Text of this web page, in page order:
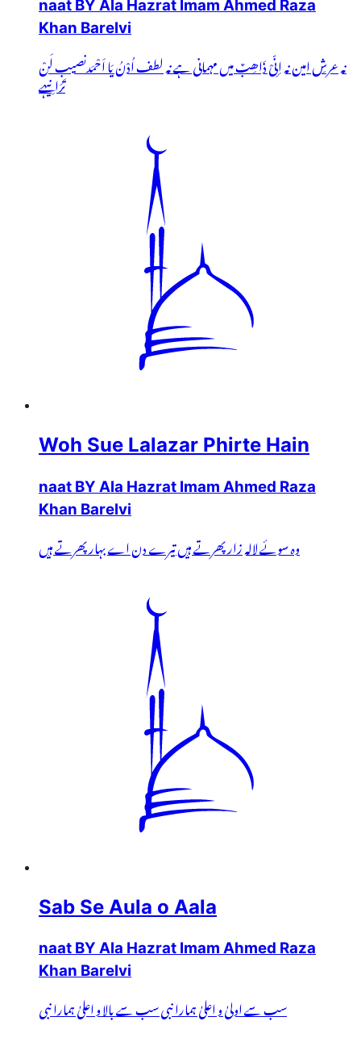
naat BY Ala Hazrat Imam Ahmed Raza
Khan Barelvi
نہ عرشِ امین نہ اِنِّیْ ذَاھِبٌ میں مہمانی ہے نہ لطف اُدْنُ یَا اَحْمَدنصیب لَنْ
تَرَانِیہے
Woh Sue Lalazar Phirte Hain
naat BY Ala Hazrat Imam Ahmed Raza
Khan Barelvi
وہ سوئے لالہ زار پھرتے ہیں تیرے دن اے بہار پھرتے ہیں
Sab Se Aula o Aala
naat BY Ala Hazrat Imam Ahmed Raza
Khan Barelvi
سب سے اولیٰ و اعلیٰ ہمارا نبی سب سے بالا و اعلیٰ ہمارا نبی